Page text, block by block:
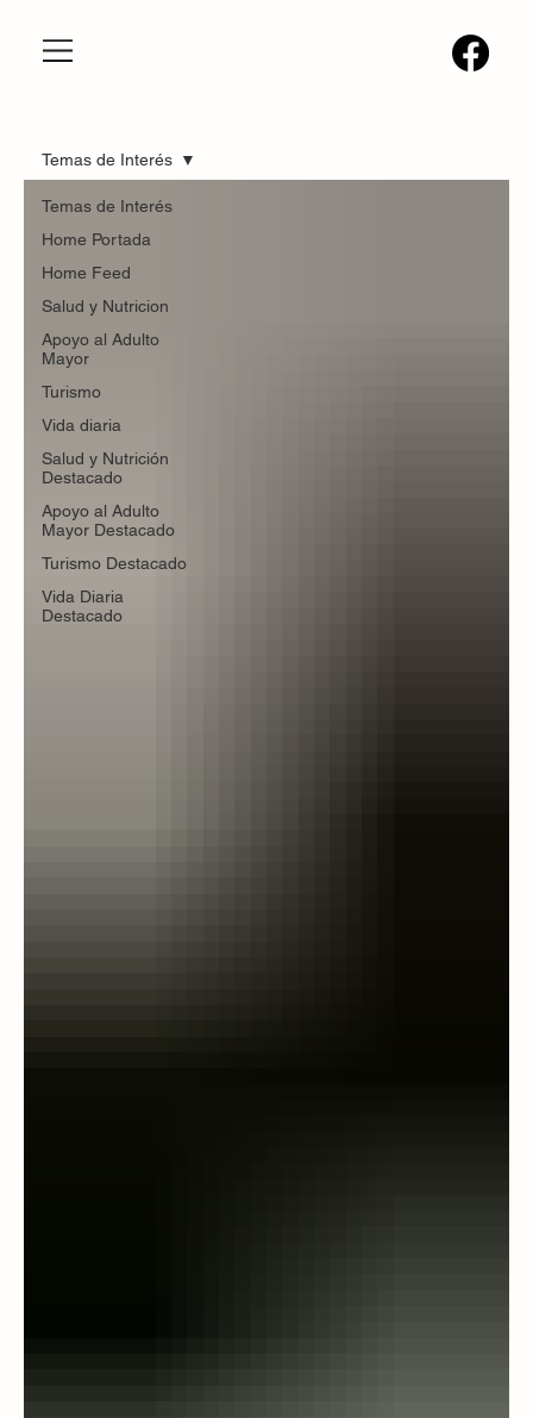
Temas de Interés
Home Portada
Home Feed
Salud y Nutricion
Apoyo al Adulto
Mayor
Turismo
Vida diaria
Salud y Nutrición
Destacado
Apoyo al Adulto
Mayor Destacado
Turismo Destacado
Vida Diaria
Destacado
Temas de Interés